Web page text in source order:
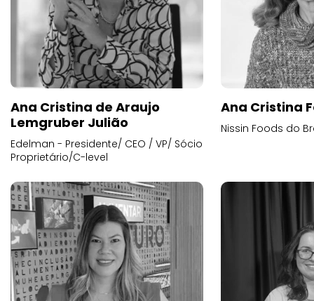
Ana Cristina de Araujo
Lemgruber Julião
Edelman - Presidente/ CEO / VP/ Sócio
Proprietário/C-level
Ana Cristina
Nissin Foods do